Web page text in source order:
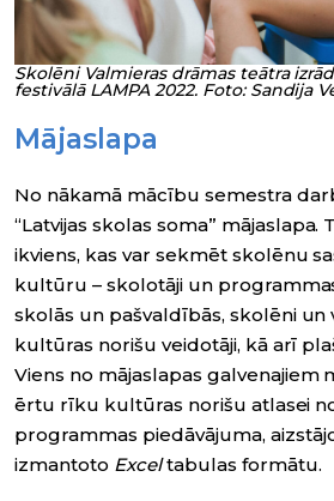
Skolēni Valmieras drāmas teātra
festivālā LAMPA 2022. Foto: Sandija
Mājaslapa
No nākamā mācību semestra
“Latvijas skolas soma” mājaslapa.
ikviens, kas var sekmēt skolēnu
kultūru – skolotāji un
skolās un pašvaldībās, skolēni un
kultūras norišu veidotāji, kā arī
Viens no mājaslapas galvenajiem
ērtu rīku kultūras norišu atlasei
programmas piedāvājuma,
izmantoto Exceltabulas formātu.